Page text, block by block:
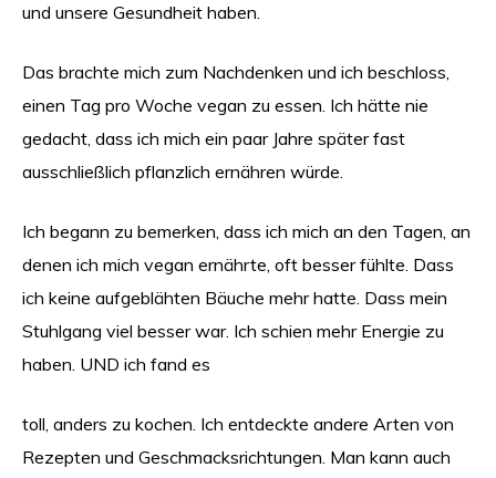
und unsere Gesundheit haben.
Das brachte mich zum Nachdenken und ich beschloss,
einen Tag pro Woche vegan zu essen. Ich hätte nie
gedacht, dass ich mich ein paar Jahre später fast
ausschließlich pflanzlich ernähren würde.
Ich begann zu bemerken, dass ich mich an den Tagen, an
denen ich mich vegan ernährte, oft besser fühlte. Dass
ich keine aufgeblähten Bäuche mehr hatte. Dass mein
Stuhlgang viel besser war. Ich schien mehr Energie zu
haben. UND ich fand es
toll, anders zu kochen. Ich entdeckte andere Arten von
Rezepten und Geschmacksrichtungen. Man kann auch